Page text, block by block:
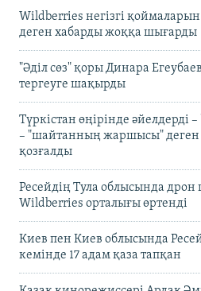
Wildberries негізгі
деген хабарды жоққа шығарды
"Әділ сөз" қоры Динара
тергеуге шақырды
Түркістан өңірінде әйелдерді
– "шайтанның жаршысы" деген
қозғалды
Ресейдің Тула облысында
Wildberries орталығы өртенді
Киев пен Киев облысында
кемінде 17 адам қаза тапқан